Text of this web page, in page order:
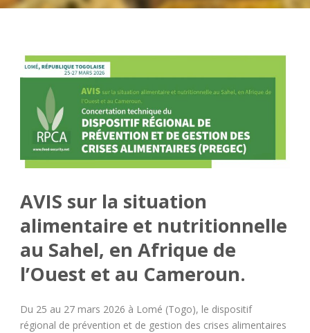
AVIS sur la situation
alimentaire et nutritionnelle
au Sahel, en Afrique de
l’Ouest et au Cameroun.
Du 25 au 27 mars 2026 à Lomé (Togo), le dispositif
régional de prévention et de gestion des crises alimentaires